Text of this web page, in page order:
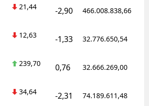
21,44 -2,90 466.008.838,66
12,63 -1,33 32.776.650,54
239,70 0,76 32.666.269,00
34,64 -2,31 74.189.611,48